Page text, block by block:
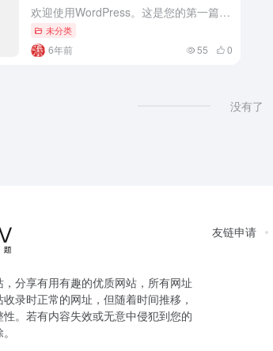
欢迎使用WordPress。这是您的第一篇文章。编辑或删除它，然后开始写作吧！
未分类
6年前 55 0
没有了
分享有用有趣的优质网站，所有网址
录时正常的网址，但随着时间推移，
。若有内容失效或无意中侵犯到您的
友链申请